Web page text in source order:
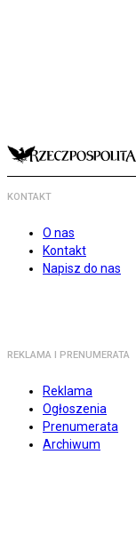
KONTAKT
O nas
Kontakt
Napisz do nas
REKLAMA I PRENUMERATA
Reklama
Ogłoszenia
Prenumerata
Archiwum